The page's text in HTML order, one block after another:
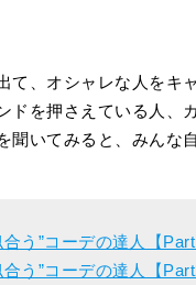
て、オシャレな人をキ
ドを押さえている人、
聞いてみると、みんな
う”コーデの達人【
う”コーデの達人【